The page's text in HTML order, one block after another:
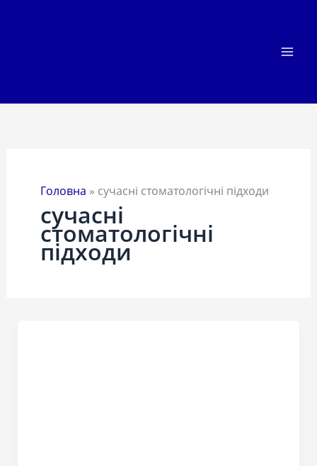
Головна » сучасні стоматологічні підходи
сучасні
стоматологічні
підходи